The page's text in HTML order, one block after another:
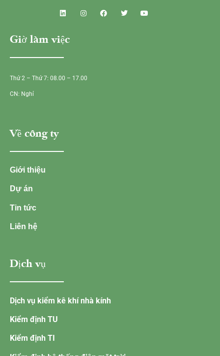
Giờ làm việc
Thứ 2 – Thứ 7: 08.00 – 17.00
CN: Nghỉ
Về công ty
Giới thiệu
Dự án
Tin tức
Liên hệ
Dịch vụ
Dịch vụ kiểm kê khí nhà kính
Kiểm định TU
Kiểm định TI